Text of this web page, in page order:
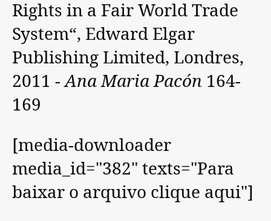
Rights in a Fair World Trade
System“, Edward Elgar
Publishing Limited, Londres,
2011 -Ana Maria Pacón 164-
169
[media-downloader
media_id="382" texts="Para
baixar o arquivo clique aqui"]